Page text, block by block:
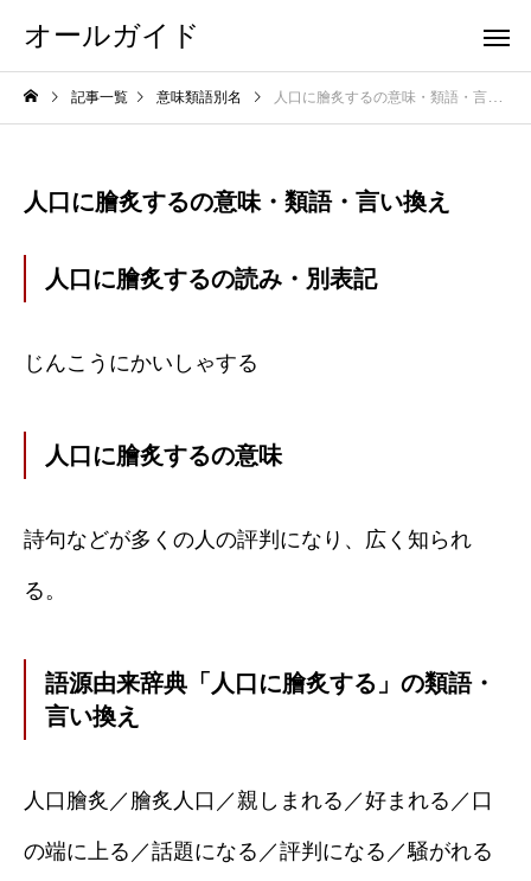
オールガイド
記事一覧 意味類語別名 人口に膾炙するの意味・類語・言い換え
人口に膾炙するの意味・類語・言い換え
人口に膾炙するの読み・別表記
じんこうにかいしゃする
人口に膾炙するの意味
詩句などが多くの人の評判になり、広く知られ
る。
語源由来辞典「人口に膾炙する」の類語・
言い換え
人口膾炙／膾炙人口／親しまれる／好まれる／口
の端に上る／話題になる／評判になる／騒がれる